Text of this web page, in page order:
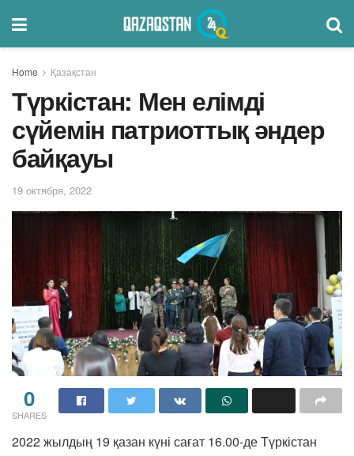
Home Қазақстан
Түркістан: Мен елімді
сүйемін патриоттық әндер
байқауы
19 октября, 2022
0
SHARES
2022 жылдың 19 қазан күні сағат 16.00-де Түркістан